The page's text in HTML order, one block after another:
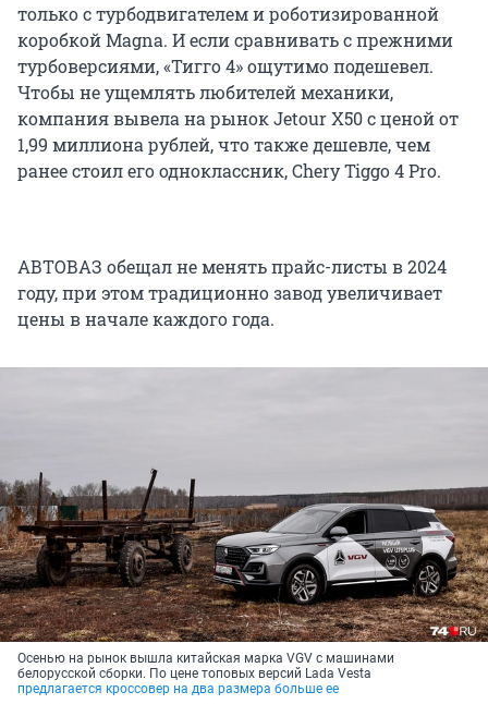
только с турбодвигателем и роботизированной
коробкой Magna. И если сравнивать с прежними
турбоверсиями, «Тигго 4» ощутимо подешевел.
Чтобы не ущемлять любителей механики,
компания вывела на рынок Jetour X50 с ценой от
1,99 миллиона рублей, что также дешевле, чем
ранее стоил его одноклассник, Chery Tiggo 4 Pro.
АВТОВАЗ обещал не менять прайс-листы в 2024
году, при этом традиционно завод увеличивает
цены в начале каждого года.
Осенью на рынок вышла китайская марка VGV с машинами
белорусской сборки. По цене топовых версий Lada Vesta
предлагается кроссовер на два размера больше ее